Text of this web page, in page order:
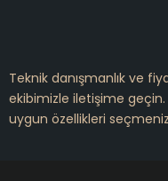
Teknik danışmanlık ve
ekibimizle iletişime
uygun özellikleri